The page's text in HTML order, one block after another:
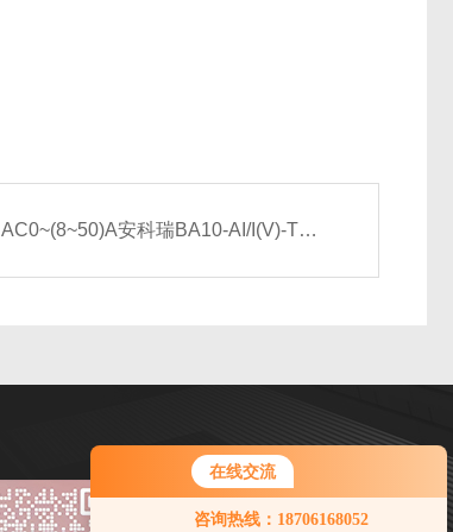
在线交流
咨询热线：18706168052
您好！欢迎前来咨询，很高兴为您
AC0~(8~50)A安科瑞BA10-AI/I(V)-T真有效值测电流传感器
微信扫一扫